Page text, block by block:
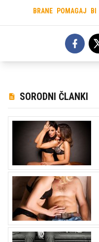
BRANE POMAGAJ BI
SORODNI ČLANKI